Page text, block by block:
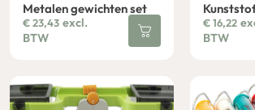
Metalen gewichten set
€23,43 excl.
BTW
€16,22
BTW